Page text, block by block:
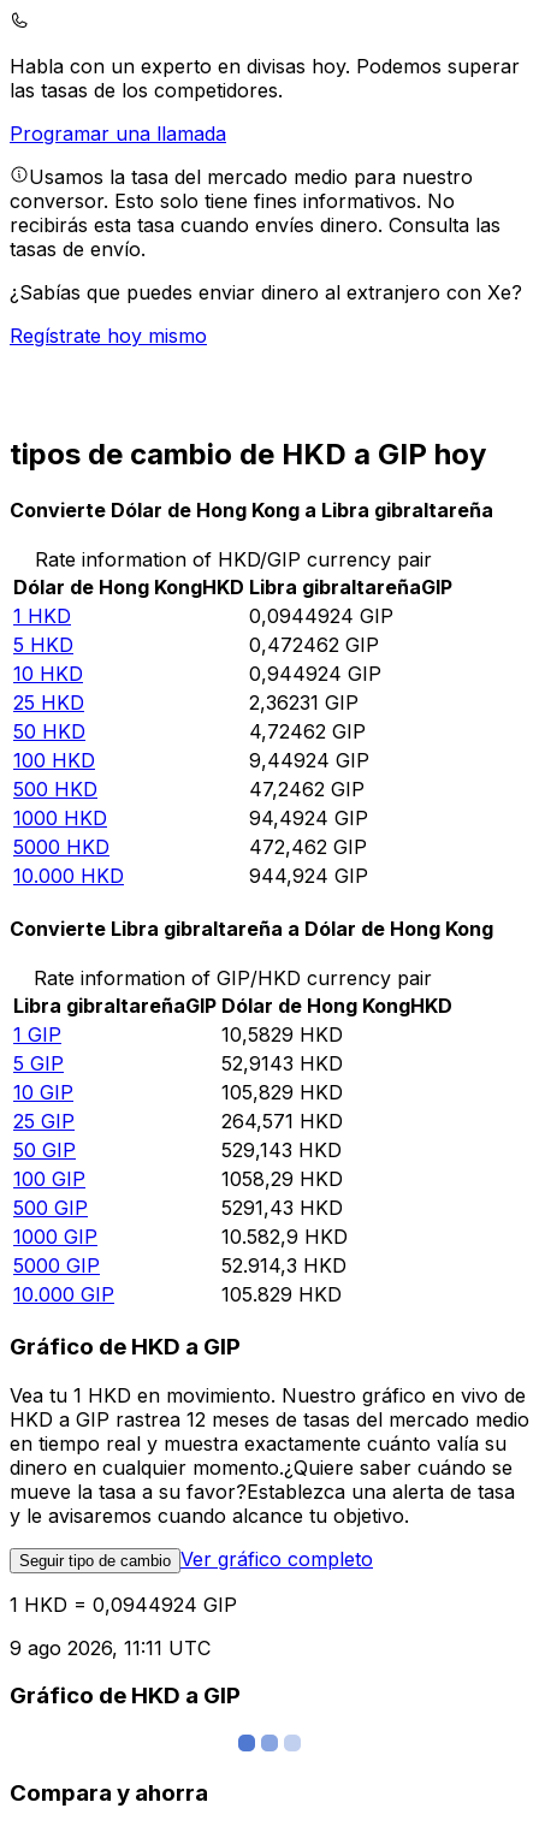
Habla con un experto en divisas hoy. Podemos superar
las tasas de los competidores.
Programar una llamada
Usamos la tasa del mercado medio para nuestro
conversor. Esto solo tiene fines informativos. No
recibirás esta tasa cuando envíes dinero. Consulta las
tasas de envío.
¿Sabías que puedes enviar dinero al extranjero con Xe?
Regístrate hoy mismo
tipos de cambio de HKD a GIP hoy
Convierte Dólar de Hong Kong a Libra gibraltareña
Rate information of HKD/GIP currency pair
Dólar de Hong KongHKD Libra gibraltareñaGIP
1 HKD 0,0944924 GIP
5 HKD 0,472462 GIP
10 HKD 0,944924 GIP
25 HKD 2,36231 GIP
50 HKD 4,72462 GIP
100 HKD 9,44924 GIP
500 HKD 47,2462 GIP
1000 HKD 94,4924 GIP
5000 HKD 472,462 GIP
10.000 HKD 944,924 GIP
Convierte Libra gibraltareña a Dólar de Hong Kong
Rate information of GIP/HKD currency pair
Libra gibraltareñaGIP Dólar de Hong KongHKD
1 GIP 10,5829 HKD
5 GIP 52,9143 HKD
10 GIP 105,829 HKD
25 GIP 264,571 HKD
50 GIP 529,143 HKD
100 GIP 1058,29 HKD
500 GIP 5291,43 HKD
1000 GIP 10.582,9 HKD
5000 GIP 52.914,3 HKD
10.000 GIP 105.829 HKD
Gráfico de HKD a GIP
Vea tu 1 HKD en movimiento. Nuestro gráfico en vivo de
HKD a GIP rastrea 12 meses de tasas del mercado medio
en tiempo real y muestra exactamente cuánto valía su
dinero en cualquier momento.¿Quiere saber cuándo se
mueve la tasa a su favor?Establezca una alerta de tasa
y le avisaremos cuando alcance tu objetivo.
Seguir tipo de cambio Ver gráfico completo
1 HKD = 0,0944924 GIP
9 ago 2026, 11:11 UTC
Gráfico de HKD a GIP
Compara y ahorra